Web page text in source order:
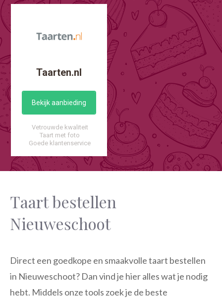
Taarten.nl
Bekijk aanbieding
Vetrouwde kwaliteit
Taart met foto
Goede klantenservice
Taart bestellen
Nieuweschoot
Direct een goedkope en smaakvolle taart bestellen
in Nieuweschoot? Dan vind je hier alles wat je nodig
hebt. Middels onze tools zoek je de beste